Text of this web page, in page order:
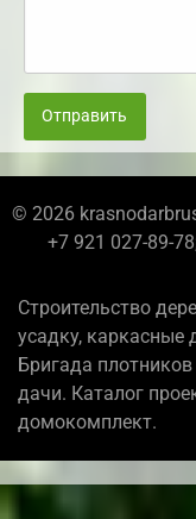
Отправить
© 2026
+7 921 027-89-
Строительство
усадку,
Бригада
дачи. Каталог
домокомплект.